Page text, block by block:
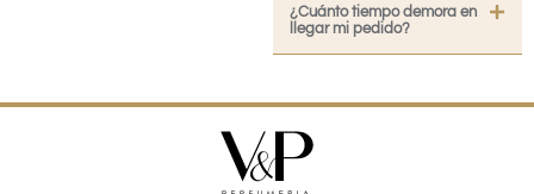
¿Cuánto tiempo demora en
llegar mi pedido?